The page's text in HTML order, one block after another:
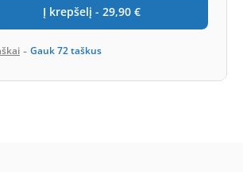
Į krepšelį - 29,90 €
- Gauk72taškus